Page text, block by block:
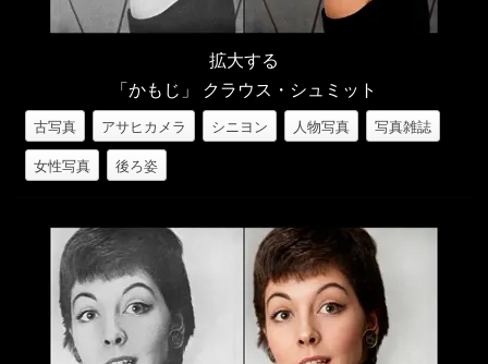
拡大する
「かもじ」 クラウス・シュミット
古写真 アサヒカメラ シニヨン 人物写真
写真雑誌
女性写真
後ろ姿